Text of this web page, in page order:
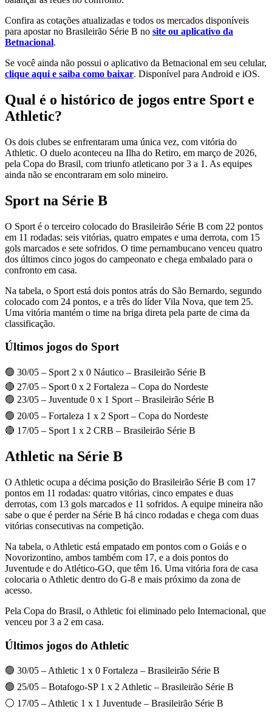
Confira as cotações atualizadas e todos os mercados disponíveis
para apostar no Brasileirão Série B no site ou aplicativo da
Betnacional.
Se você ainda não possui o aplicativo da Betnacional em seu celular,
clique aqui e saiba como baixar. Disponível para Android e iOS.
Qual é o histórico de jogos entre Sport e
Athletic?
Os dois clubes se enfrentaram uma única vez, com vitória do
Athletic. O duelo aconteceu na Ilha do Retiro, em março de 2026,
pela Copa do Brasil, com triunfo atleticano por 3 a 1. As equipes
ainda não se encontraram em solo mineiro.
Sport na Série B
O Sport é o terceiro colocado do Brasileirão Série B com 22 pontos
em 11 rodadas: seis vitórias, quatro empates e uma derrota, com 15
gols marcados e sete sofridos. O time pernambucano venceu quatro
dos últimos cinco jogos do campeonato e chega embalado para o
confronto em casa.
Na tabela, o Sport está dois pontos atrás do São Bernardo, segundo
colocado com 24 pontos, e a três do líder Vila Nova, que tem 25.
Uma vitória mantém o time na briga direta pela parte de cima da
classificação.
Últimos jogos do Sport
🟢 30/05 – Sport 2 x 0 Náutico – Brasileirão Série B
🔴 27/05 – Sport 0 x 2 Fortaleza – Copa do Nordeste
🟢 23/05 – Juventude 0 x 1 Sport – Brasileirão Série B
🟢 20/05 – Fortaleza 1 x 2 Sport – Copa do Nordeste
🔴 17/05 – Sport 1 x 2 CRB – Brasileirão Série B
Athletic na Série B
O Athletic ocupa a décima posição do Brasileirão Série B com 17
pontos em 11 rodadas: quatro vitórias, cinco empates e duas
derrotas, com 13 gols marcados e 11 sofridos. A equipe mineira não
sabe o que é perder na Série B há cinco rodadas e chega com duas
vitórias consecutivas na competição.
Na tabela, o Athletic está empatado em pontos com o Goiás e o
Novorizontino, ambos também com 17, e a dois pontos do
Juventude e do Atlético-GO, que têm 16. Uma vitória fora de casa
colocaria o Athletic dentro do G-8 e mais próximo da zona de
acesso.
Pela Copa do Brasil, o Athletic foi eliminado pelo Internacional, que
venceu por 3 a 2 em casa.
Últimos jogos do Athletic
🟢 30/05 – Athletic 1 x 0 Fortaleza – Brasileirão Série B
🟢 25/05 – Botafogo-SP 1 x 2 Athletic – Brasileirão Série B
⚪ 17/05 – Athletic 1 x 1 Juventude – Brasileirão Série B